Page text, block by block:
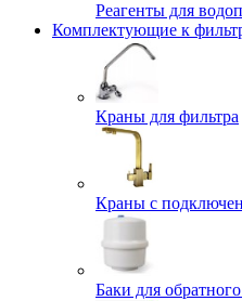
Реагенты для
Комплектующие к
Краны для фильтра
Краны с
Баки для